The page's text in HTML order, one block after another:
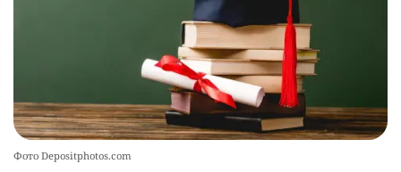
Фото Depositphotos.com